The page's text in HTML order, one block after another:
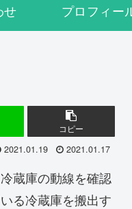
せ プロフィー
コピー
2021.01.19 2021.01.17
蔵庫の動線を確認
る冷蔵庫を搬出す